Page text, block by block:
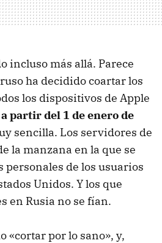
incluso más allá. Parece
ha decidido coartar los
los dispositivos de Apple
a partir del 1 de enero de
sencilla. Los servidores de
la manzana en la que se
personales de los usuarios
Unidos. Y los que
en Rusia no se fían.
«cortar por lo sano», y,